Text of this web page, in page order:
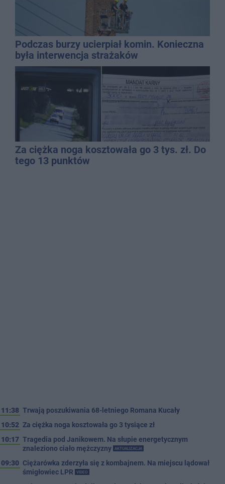
Podczas burzy ucierpiał komin. Konieczna
była interwencja strażaków
Za ciężka noga kosztowała go 3 tys. zł. Do
tego 13 punktów
11:38 Trwają poszukiwania 68-letniego Romana Kucały
10:52 Za ciężka noga kosztowała go 3 tysiące zł
10:17 Tragedia pod Janikowem. Na słupie energetycznym
znaleziono ciało mężczyzny
AKTUALIZACJA
09:30 Ciężarówka zderzyła się z kombajnem. Na miejscu lądował
śmigłowiec LPR
VIDEO